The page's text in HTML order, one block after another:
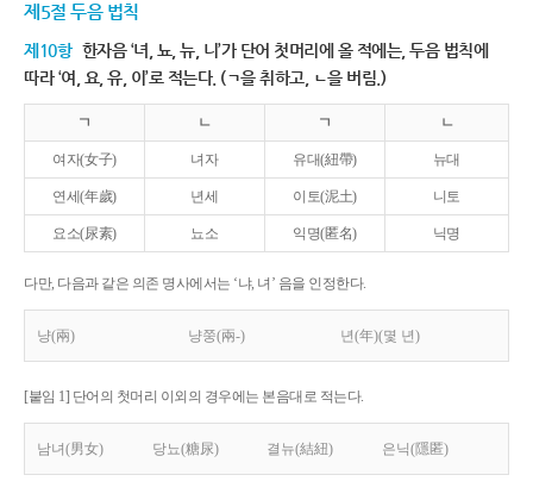
제5절 두음 법칙
제10항 한자음 ‘녀, 뇨, 뉴, 니’가 단어 첫머리에 올 적에는, 두음 법칙에
따라 ‘여, 요, 유, 이’로 적는다. (ㄱ을 취하고, ㄴ을 버림.)
ㄱ ㄴ ㄱ ㄴ
여자(女子) 녀자 유대(紐帶) 뉴대
연세(年歲) 년세 이토(泥土) 니토
요소(尿素) 뇨소 익명(匿名) 닉명
다만, 다음과 같은 의존 명사에서는 ‘냐, 녀’ 음을 인정한다.
냥(兩) 냥쭝(兩-) 년(年)(몇 년)
[붙임 1] 단어의 첫머리 이외의 경우에는 본음대로 적는다.
남녀(男女) 당뇨(糖尿) 결뉴(結紐) 은닉(隱匿)